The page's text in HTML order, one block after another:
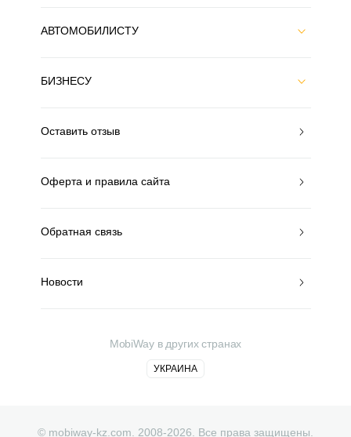
АВТОМОБИЛИСТУ
БИЗНЕСУ
Оставить отзыв
Оферта и правила сайта
Обратная связь
Новости
MobiWay в других странах
УКРАИНА
© mobiway-kz.com. 2008-2026. Все права защищены.